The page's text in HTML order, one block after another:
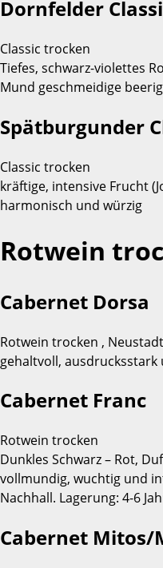
Dornfelder
Classic trocken
Tiefes, schwarz-violettes
Mund geschmeidige
Spätburgunder
Classic trocken
kräftige, intensive Frucht
harmonisch und würzig
Rotwein
Cabernet Dorsa
Rotwein trocken , Neustadt
gehaltvoll,
Cabernet Franc
Rotwein trocken
Dunkles Schwarz – Rot,
vollmundig, wuchtig und
Nachhall. Lagerung: 4-6
Cabernet Mitos/